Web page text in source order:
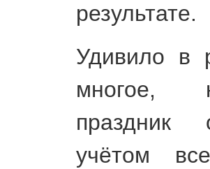
результате.
Удивило в
многое,
праздник
учётом